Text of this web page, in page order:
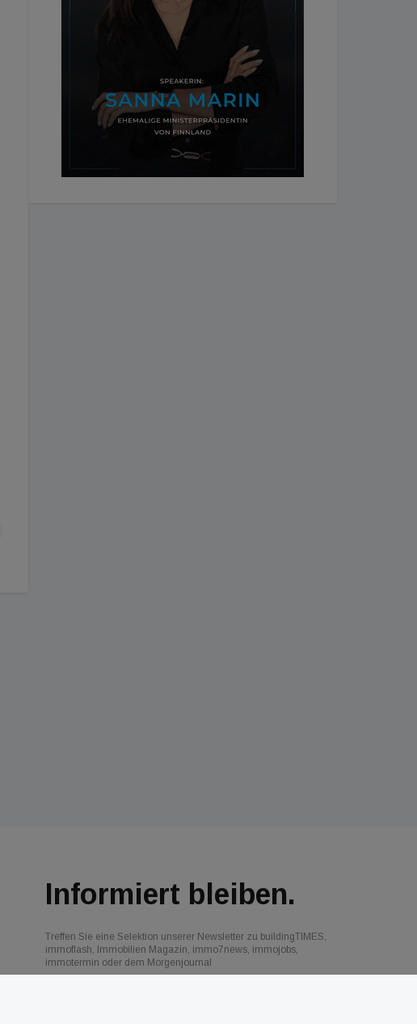
Informiert bleiben.
Treffen Sie eine Selektion unserer Newsletter zu buildingTIMES,
immoflash, Immobilien Magazin, immo7news, immojobs,
immotermin oder dem Morgenjournal